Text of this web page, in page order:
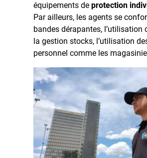
équipements deprotection
Par ailleurs, les agents se
bandes dérapantes, l’utilisation
la gestion stocks, l’utilisation
personnel comme les